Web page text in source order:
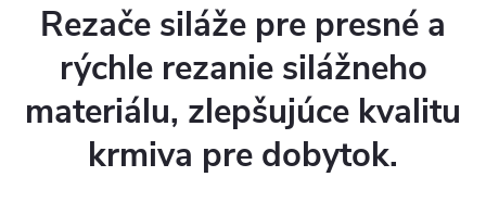
Rezače siláže pre presné a
rýchle rezanie silážneho
materiálu, zlepšujúce kvalitu
krmiva pre dobytok.